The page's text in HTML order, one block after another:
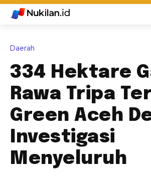
Daerah
334 Hektare
Rawa Tripa
Green Aceh
Investigasi
Menyeluruh